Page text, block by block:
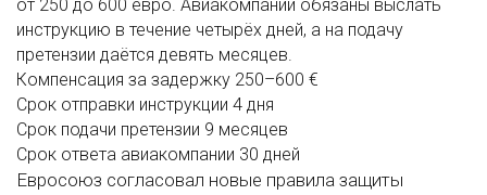
от 250 до 600 евро. Авиакомпании обязаны выслать
инструкцию в течение четырёх дней, а на подачу
претензии даётся девять месяцев.
Компенсация за задержку 250–600 €
Срок отправки инструкции 4 дня
Срок подачи претензии 9 месяцев
Срок ответа авиакомпании 30 дней
Евросоюз согласовал новые правила защиты